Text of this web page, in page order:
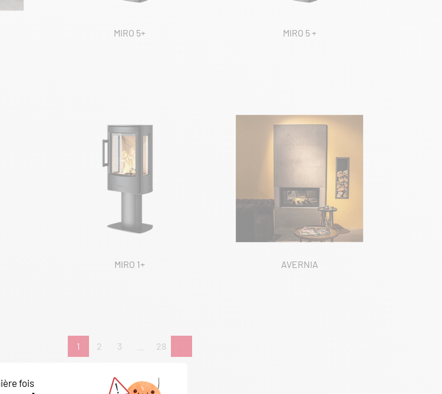
MIRO 5+ MIRO 5 +
MIRO 1+ AVERNIA
1 2 3 28